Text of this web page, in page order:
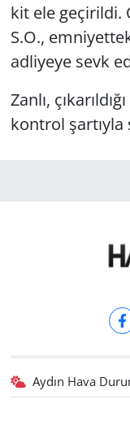
kit ele geçirildi.
S.O.,
adliyeye sevk
Zanlı,
kontrol şartıyla
Aydın Hava